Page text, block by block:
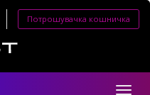
Потрошувачка кошничка